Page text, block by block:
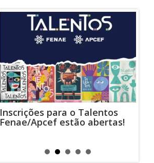
Inscrições para o Talentos
Fenae/Apcef estão abertas!